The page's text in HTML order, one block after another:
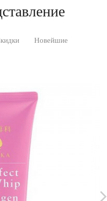
Новейшие